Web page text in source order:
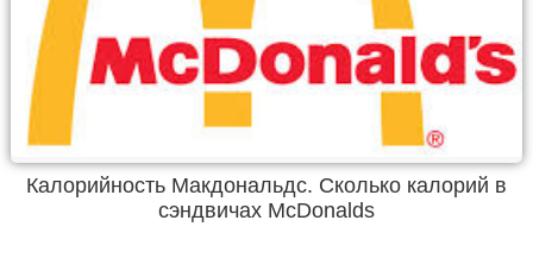
Калорийность Макдональдс. Сколько калорий в
сэндвичах McDonalds